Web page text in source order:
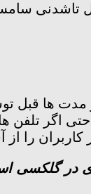
تاشدنی
مدت ها
اگر تلفن
را